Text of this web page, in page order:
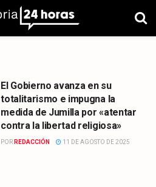
El Gobierno avanza en su
totalitarismo e impugna la
medida de Jumilla por «atentar
contra la libertad religiosa»
POR REDACCIÓN 11 DE AGOSTO DE 2025